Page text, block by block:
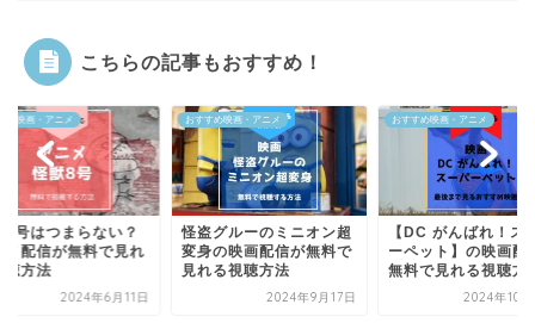
こちらの記事もおすすめ！
め映画・アニメ
グルーのミニオン超
の映画配信が無料で
視聴方法
2024年9月17日
おすすめ映画・アニメ
【DC がんばれ！スーパ
ーペット】の映画配信が
無料で見れる視聴方法
2024年10月22日
おすすめ映画・アニメ